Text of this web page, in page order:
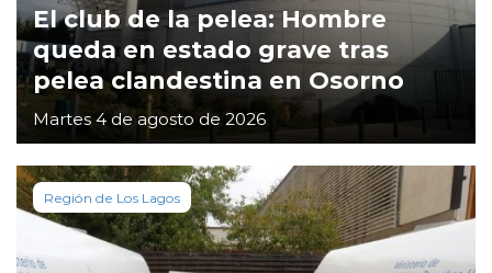
El club de la pelea: Hombre
queda en estado grave tras
pelea clandestina en Osorno
Martes 4 de agosto de 2026
Región de Los Lagos